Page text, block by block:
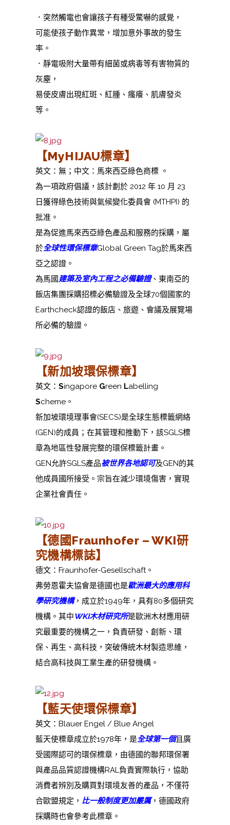
．突然觸電也會讓孩子有種受驚嚇的感覺，
可能使孩子動作異常，增加意外事故的發生
率。
．靜電吸附大量帶有細菌或病毒等有害物質的
灰塵，
易使皮膚出現紅斑、紅腫、瘙癢、肌膚發炎
等。
【MyHIJAU標章】
英文：無；中文：馬來西亞綠色商標 。
為一項政府倡議，該計劃於 2012 年 10 月 23
日獲得綠色技術與氣候變化委員會 (MTHPI) 的
批准。
是為促進馬來西亞綠色產品和服務的採購，屬
於全球性環保標章Global Green Tag於馬來西
亞之認證。
為馬國建築及室內工程之必備驗證、東南亞的
飯店集團採購招標必備驗證及全球70個國家的
Earthcheck認證的飯店、旅遊、會議及展覽場
所必備的驗證。
【新加坡環保標章】
英文： Singapore Green Labelling
Scheme。
新加坡環境理事會(SECS)是全球生態標籤網絡
(GEN)的成員；在其管理和推動下，該SGLS標
章為地區性發展完整的環保標籤計畫。
GEN允許SGLS產品被世界各地認可及GEN的其
他成員國所接受。宗旨在減少環境傷害，實現
企業社會責任。
【德國Fraunhofer – WKI研
究機構標誌】
德文：Fraunhofer-Gesellschaft。
弗勞恩霍夫協會是德國也是歐洲最大的應用科
學研究機構，成立於1949年，具有80多個研究
機構。其中WKI木材研究所是歐洲木材應用研
究最重要的機構之一，負責研發、創新、環
保、再生、高科技，突破傳統木材製造思維，
結合高科技與工業生產的研發機構。
【藍天使環保標章】
英文：Blauer Engel / Blue Angel
藍天使標章成立於1978年，是全球第一個且廣
受國際認可的環保標章，由德國的聯邦環保署
與產品品質認證機構RAL負責實際執行，協助
消費者辨別及購買對環境友善的產品，不僅符
合歐盟規定， 比一般制度更加嚴厲，德國政府
採購時也會參考此標章。